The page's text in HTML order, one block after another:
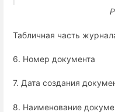
Табличная часть
6. Номер документа
7. Дата создания
8. Наименование